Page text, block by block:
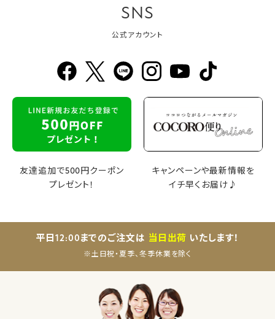
SNS
公式アカウント
友達追加で500円クーポン
プレゼント！
キャンペーンや最新情報を
イチ早くお届け♪
平日12:00までのご注文は 当日出荷 いたします！
※土日祝・夏季、冬季休業を除く